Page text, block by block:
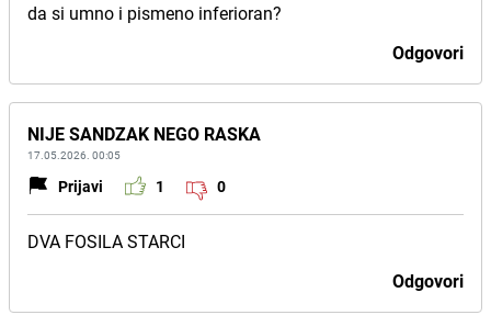
da si umno i pismeno inferioran?
Odgovori
NIJE SANDZAK NEGO RASKA
17.05.2026. 00:05
Prijavi 1 0
DVA FOSILA STARCI
Odgovori